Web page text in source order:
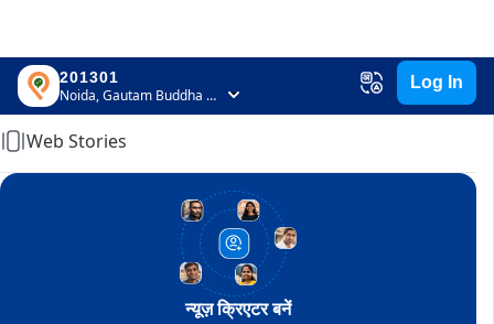
201301
Noida, Gautam Buddha Nagar, Uttar Pradesh
Log In
Home
Web Stories
न्यूज़ क्रिएटर बनें